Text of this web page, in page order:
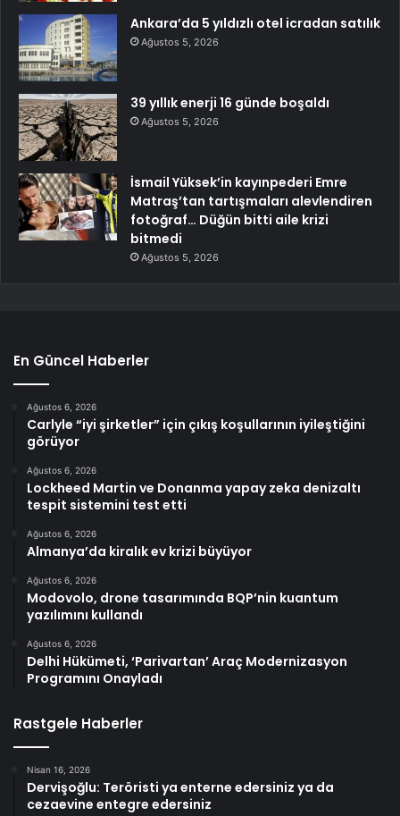
Ankara’da 5 yıldızlı otel icradan satılık
Ağustos 5, 2026
39 yıllık enerji 16 günde boşaldı
Ağustos 5, 2026
İsmail Yüksek’in kayınpederi Emre
Matraş’tan tartışmaları alevlendiren
fotoğraf… Düğün bitti aile krizi
bitmedi
Ağustos 5, 2026
En Güncel Haberler
Ağustos 6, 2026
Carlyle “iyi şirketler” için çıkış koşullarının iyileştiğini
görüyor
Ağustos 6, 2026
Lockheed Martin ve Donanma yapay zeka denizaltı
tespit sistemini test etti
Ağustos 6, 2026
Almanya’da kiralık ev krizi büyüyor
Ağustos 6, 2026
Modovolo, drone tasarımında BQP’nin kuantum
yazılımını kullandı
Ağustos 6, 2026
Delhi Hükümeti, ‘Parivartan’ Araç Modernizasyon
Programını Onayladı
Rastgele Haberler
Nisan 16, 2026
Dervişoğlu: Teröristi ya enterne edersiniz ya da
cezaevine entegre edersiniz